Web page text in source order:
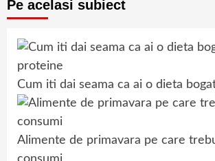
Pe acelasi subiect
Cum iti dai seama ca ai o dieta
Alimente de primavara pe care